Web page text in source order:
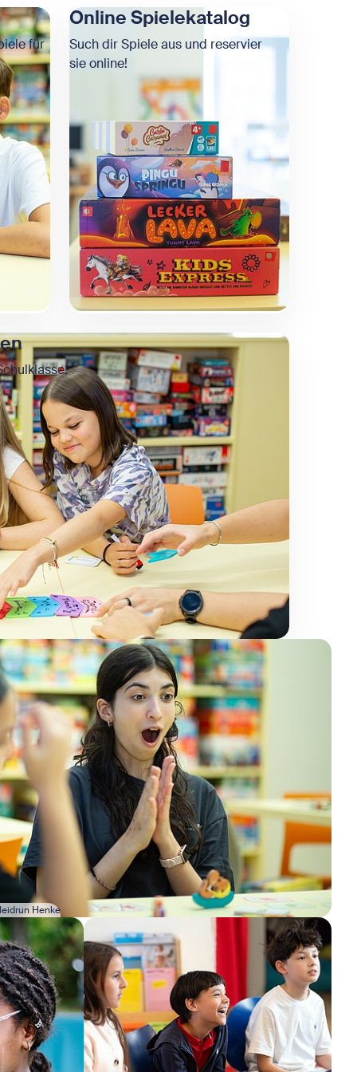
für
Online Spielekatalog
Such dir Spiele aus und reservier
sie online!
in Lightbox öffnen
Henke
Bild in Lightbox öffnen